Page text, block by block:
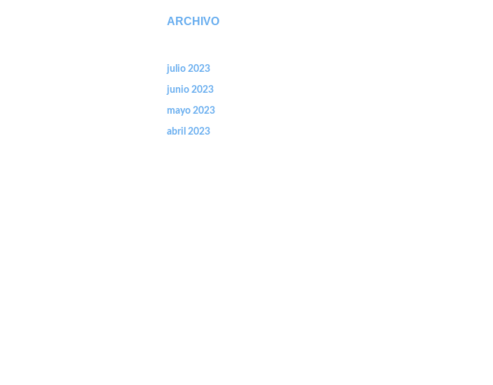
ARCHIVO
julio 2023
junio 2023
mayo 2023
abril 2023